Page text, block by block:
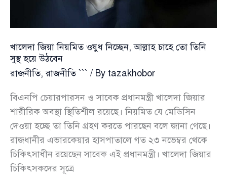
দ্যা
পলিটিক্স
খালেদা জিয়া নিয়মিত ওষুধ নিচ্ছেন, আল্লাহ চাহে তো তিনি
সুস্থ হয়ে উঠবেন
রাজনীতি,রাজনীতি ``` / By tazakhobor
বিএনপি চেয়ারপারসন ও সাবেক প্রধানমন্ত্রী খালেদা জিয়ার
শারীরিক অবস্থা স্থিতিশীল রয়েছে। নিয়মিত যে মেডিসিন
দেওয়া হচ্ছে তা তিনি গ্রহণ করতে পারছেন বলে জানা গেছে।
রাজধানীর এভারকেয়ার হাসপাতালে গত ২৩ নভেম্বর থেকে
চিকিৎসাধীন রয়েছেন সাবেক এই প্রধানমন্ত্রী। খালেদা জিয়ার
চিকিৎসকদের সূত্রে